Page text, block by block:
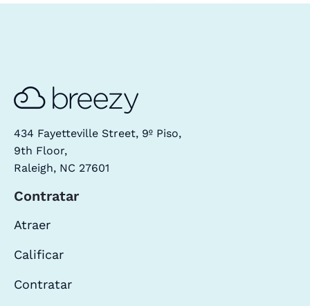
434 Fayetteville Street, 9º Piso,
9th Floor,
Raleigh, NC 27601
Contratar
Atraer
Calificar
Contratar